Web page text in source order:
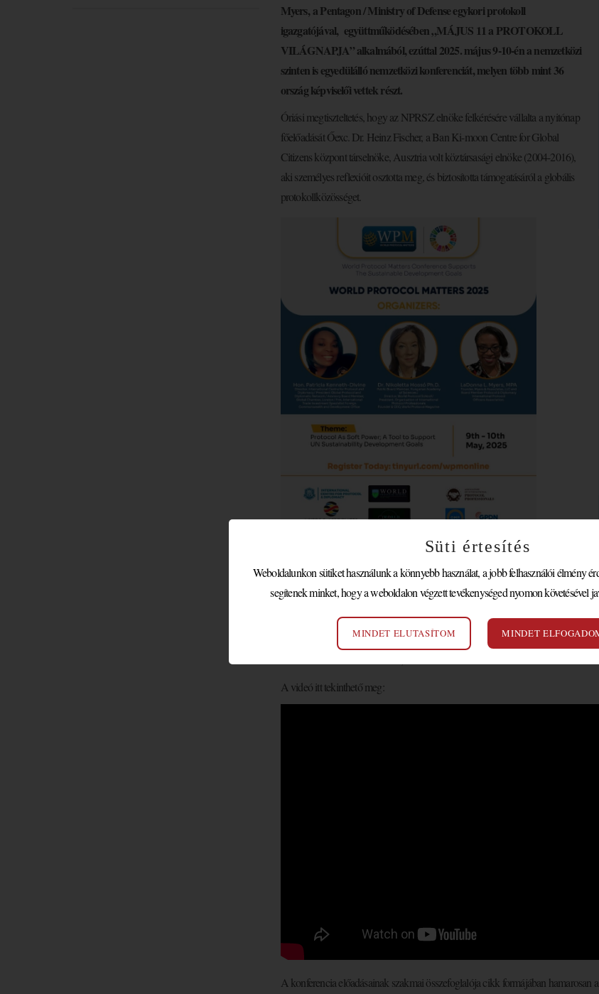
Myers, a Pentagon / Ministry of Defense egykori protokoll
igazgatójával, együttműködésében „MÁJUS 11 a PROTOKOLL
VILÁGNAPJA” alkalmából, ezúttal 2025. május 9-10-én a nemzetközi
szinten is egyedülálló nemzetközi konferenciát, melyen több mint 36
ország képviselői vettek részt.
Óriási megtiszteltetés, hogy az NPRSZ elnöke felkérésére vállalta a nyitónap
főelőadását Őexc. Dr. Heinz Fischer, a Ban Ki-moon Centre for Global
Citizens központ társelnöke, Ausztria volt köztársasági elnöke (2004-2016),
aki személyes reflexióit osztotta meg, és biztosította támogatásáról a globális
protokollközösséget.
Diplomatic Studies, UNITAR, Paris 2024, Atlétikai Világbajnokság,
megjelentek a szakemberek képviseletében és / vagy prezentációjában.
A rendezvény idén istérítésmentesvolt, a szervezők ezzel járulnak hozzá a
edukációjához az ENSZ Fenntarthatósági Fejlődési Célokkal összhangban.
A rendezvényen bemutatták Dr. Hossó Nikoletta által írtODE TO
A videó itt tekinthető meg:
A konferencia előadásainak szakmai összefoglalója cikk formájában hamarosan a
Süti értesítés
Weboldalunkon sütiket használunk a könnyebb használat, a jobb felhasználói élmény
segítenek minket, hogy a weboldalon végzett tevékenységed nyomon követésével
MINDET ELUTASÍTOM MINDET